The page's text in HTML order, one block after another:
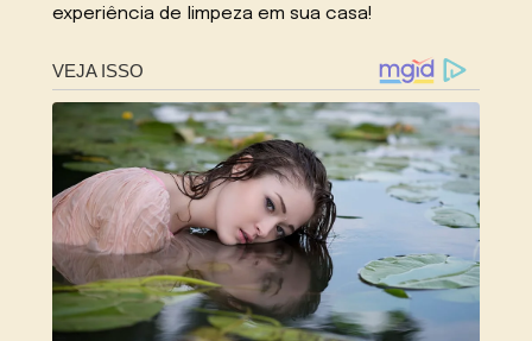
experiência de limpeza em sua casa!